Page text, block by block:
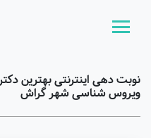
نوبت دهی اینترنتی
ویروس شناسی شهر گراش